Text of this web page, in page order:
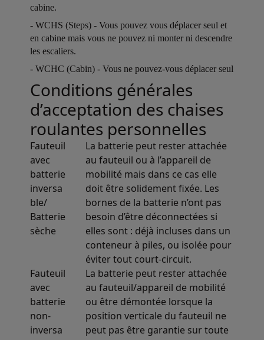
cabine.
Open in a new window
- WCHS (Steps) - Vous pouvez vous déplacer seul et
en cabine mais vous ne pouvez ni monter ni descendre
les escaliers.
Open in a new window
- WCHC (Cabin) - Vous ne pouvez-vous déplacer seul
Open in a new window
Conditions générales
d’acceptation des chaises
roulantes personnelles
Fauteuil
avec
batterie
inversa
ble/
Batterie
sèche
La batterie peut rester attachée
au fauteuil ou à l’appareil de
mobilité mais dans ce cas elle
doit être solidement fixée. Les
bornes de la batterie n’ont pas
besoin d’être déconnectées si
elles sont : déjà incluses dans un
conteneur à piles, ou isolée pour
éviter tout court-circuit.
Fauteuil
avec
batterie
non-
inversa
La batterie peut rester attachée
au fauteuil/appareil de mobilité
ou être démontée lorsque la
position verticale du fauteuil ne
peut pas être garantie sur toute